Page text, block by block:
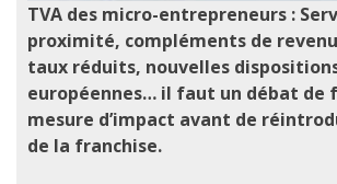
TVA des micro-entrepreneurs :
proximité, compléments de
taux réduits, nouvelles
européennes… il faut un débat de
mesure d’impact avant de
de la franchise.